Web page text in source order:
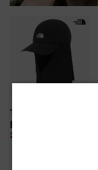
TNF LIGHT SHIELD
EX CAP
28% 여름 탈
뉴질랜드 & 제주도 여